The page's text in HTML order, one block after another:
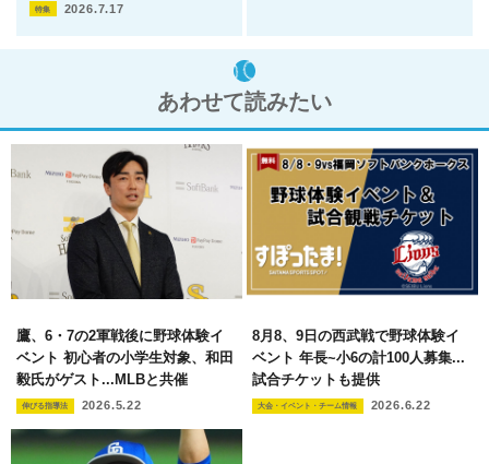
特集 2026.7.17
あわせて読みたい
鷹、6・7の2軍戦後に野球体験イ
ベント 初心者の小学生対象、和田
毅氏がゲスト...MLBと共催
伸びる指導法 2026.5.22
8月8、9日の西武戦で野球体験イ
ベント 年長~小6の計100人募集...
試合チケットも提供
大会・イベント・チーム情報 2026.6.22